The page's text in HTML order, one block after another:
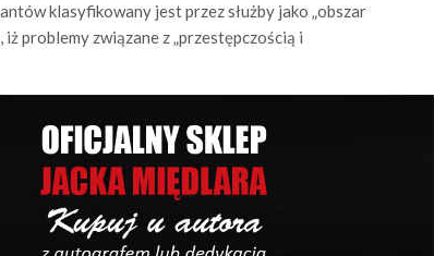
klasyfikowany jest przez służby jako „obszar
problemy związane z „przestępczością i